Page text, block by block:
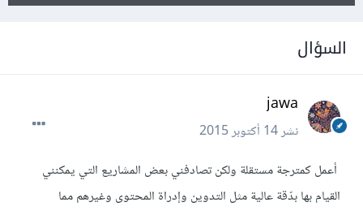
السؤال
jawa
نشر14 أكتوبر 2015
أعمل كمترجة مستقلة ولكن تصادفني بعض المشاريع التي يمكنني
القيام بها بدّقة عالية مثل التدوين وإدراة المحتوى وغيرهم مما